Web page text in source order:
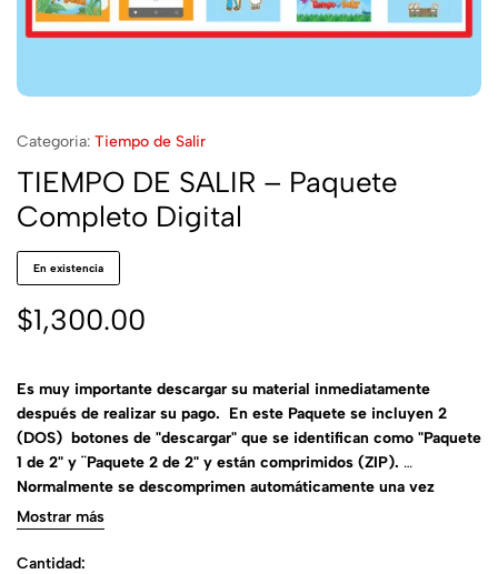
Categoria: Tiempo de Salir
TIEMPO DE SALIR – Paquete
Completo Digital
En existencia
$1,300.00
Es muy importante descargar su material inmediatamente
después de realizar su pago. En este Paquete se incluyen 2
(DOS) botones de "descargar" que se identifican como "Paquete
1 de 2" y ¨Paquete 2 de 2" y están comprimidos (ZIP).
Normalmente se descomprimen automáticamente una vez
descargados. Oprima el botón de "descargar" una sola vez y
espere a que se complete la descarga. Recomendamos
descargarlos uno por uno.
Mostrar más
Cantidad: